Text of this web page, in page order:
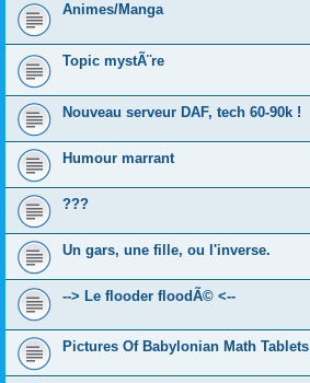
Animes/Manga
Topic mystÃ¨re
Nouveau serveur DAF, tech 60-90k !
Humour marrant
???
Un gars, une fille, ou l'inverse.
--> Le flooder floodÃ© <--
Pictures Of Babylonian Math Tablets